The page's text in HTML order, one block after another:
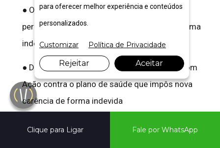
● O que fazer se a operadora impuser novo
período de carência no plano de saúde de forma
indevida ao trocar de plano
● Documentos necessários para ingressar com
Ação contra o plano de saúde que impôs nova
carência de forma indevida
● Quais são os direitos do beneficiário ao vencer a
Clique para Ligar Fale por WhatsApp
para oferecer melhor experiência e conteúdos
personalizados.
Customizar Política de Privacidade
Rejeitar Aceitar